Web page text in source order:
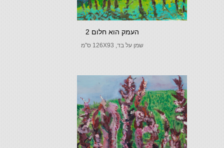
העמק הוא חלום 2
שמן על בד, 126X93 ס"מ